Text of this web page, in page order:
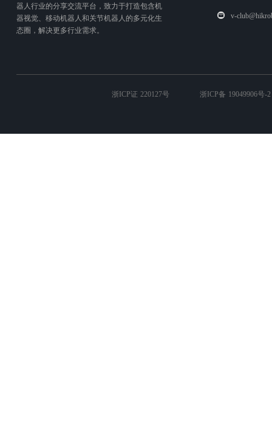
器人行业的分享交流平台，致力于打造包含机
器视觉、移动机器人和关节机器人的多元化生
态圈，解决更多行业需求。
v-
浙ICP证 220127号 浙ICP备 19049906号-2